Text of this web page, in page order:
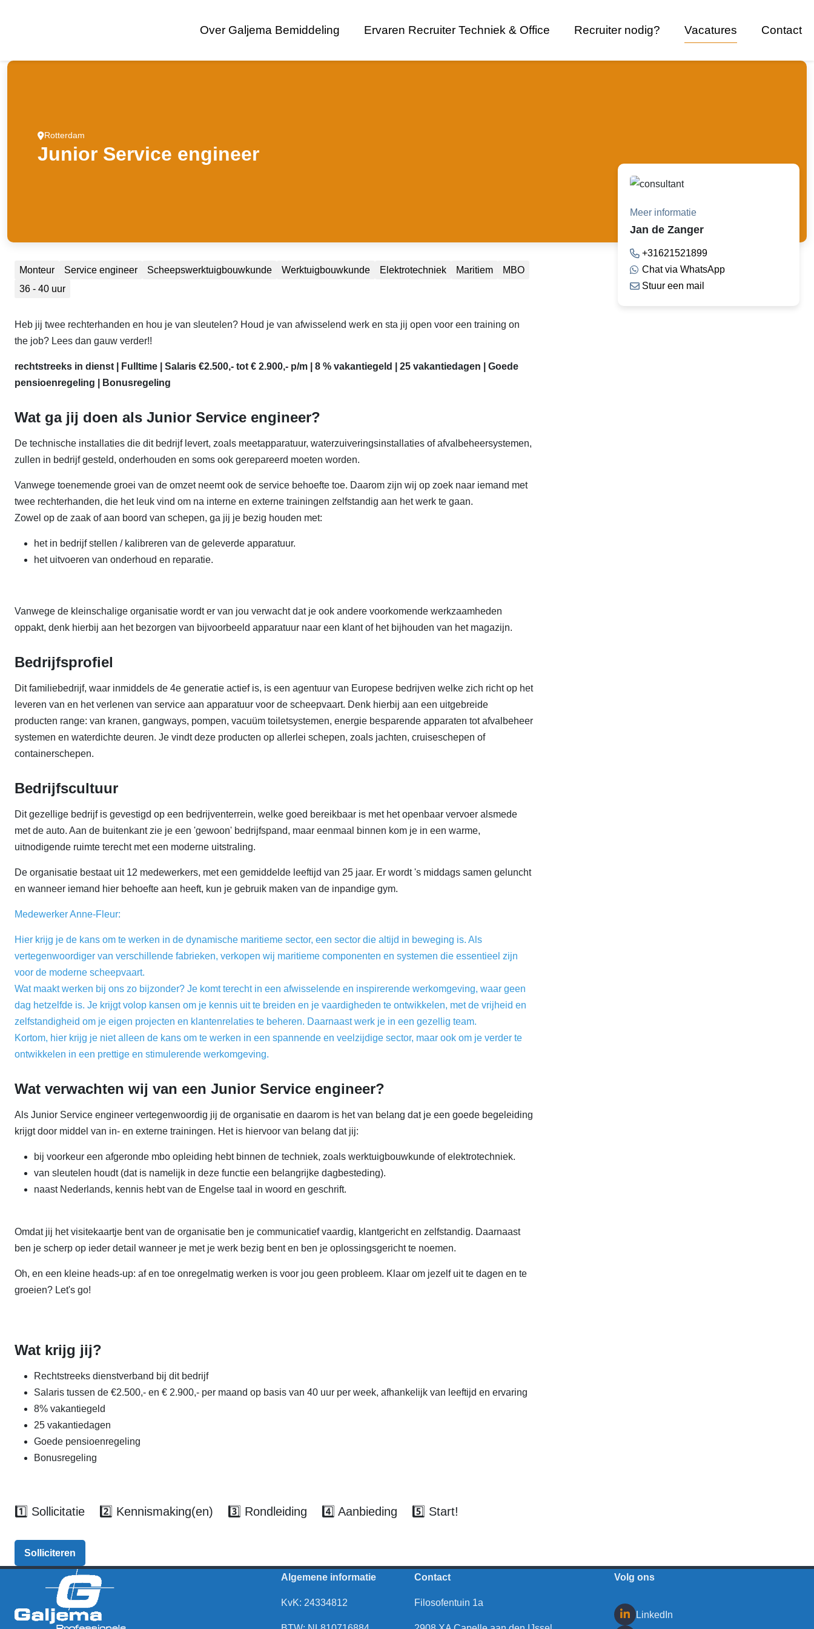
Over Galjema Bemiddeling Ervaren Recruiter Techniek & Office Recruiter nodig? Vacatures Contact
Rotterdam
Junior Service engineer
Monteur Service engineer Scheepswerktuigbouwkunde Werktuigbouwkunde Elektrotechniek Maritiem
MBO
36 - 40 uur
Heb jij twee rechterhanden en hou je van sleutelen? Houd je van afwisselend werk en sta jij open voor een training on
the job? Lees dan gauw verder!!
rechtstreeks in dienst | Fulltime | Salaris €2.500,- tot € 2.900,- p/m | 8 % vakantiegeld | 25 vakantiedagen | Goede
pensioenregeling |
Bonusregeling
Wat ga jij doen als Junior Service engineer?
De technische installaties die dit bedrijf levert, zoals meetapparatuur, waterzuiveringsinstallaties of afvalbeheersystemen,
zullen in bedrijf gesteld, onderhouden en soms ook gerepareerd moeten worden.
Vanwege toenemende groei van de omzet neemt ook de service behoefte toe. Daarom zijn wij op zoek naar iemand met
twee rechterhanden, die het leuk vind om na interne en externe trainingen zelfstandig aan het werk te gaan.
Zowel op de zaak of aan boord van schepen, ga jij je bezig houden met:
het in bedrijf stellen / kalibreren van de geleverde apparatuur.
het uitvoeren van onderhoud en reparatie.
Vanwege de kleinschalige organisatie wordt er van jou verwacht dat je ook andere voorkomende werkzaamheden
oppakt, denk hierbij aan het bezorgen van bijvoorbeeld apparatuur naar een klant of het bijhouden van het magazijn.
Bedrijfsprofiel
Dit familiebedrijf, waar inmiddels de 4e generatie actief is, is een agentuur van Europese bedrijven welke zich richt op het
leveren van en het verlenen van service aan apparatuur voor de scheepvaart. Denk hierbij aan een uitgebreide
producten range: van kranen, gangways, pompen, vacuüm toiletsystemen, energie besparende apparaten tot afvalbeheer
systemen en waterdichte deuren. Je vindt deze producten op allerlei schepen, zoals jachten, cruiseschepen of
containerschepen.
Bedrijfscultuur
Dit gezellige bedrijf is gevestigd op een bedrijventerrein, welke goed bereikbaar is met het openbaar vervoer alsmede
met de auto. Aan de buitenkant zie je een 'gewoon' bedrijfspand, maar eenmaal binnen kom je in een warme,
uitnodigende ruimte terecht met een moderne uitstraling.
De organisatie bestaat uit 12 medewerkers, met een gemiddelde leeftijd van 25 jaar. Er wordt 's middags samen geluncht
en wanneer iemand hier behoefte aan heeft, kun je gebruik maken van de inpandige gym.
Medewerker Anne-Fleur:
Hier krijg je de kans om te werken in de dynamische maritieme sector, een sector die altijd in beweging is. Als
vertegenwoordiger van verschillende fabrieken, verkopen wij maritieme componenten en systemen die essentieel zijn
voor de moderne scheepvaart.
Wat maakt werken bij ons zo bijzonder? Je komt terecht in een afwisselende en inspirerende werkomgeving, waar geen
dag hetzelfde is. Je krijgt volop kansen om je kennis uit te breiden en je vaardigheden te ontwikkelen, met de vrijheid en
zelfstandigheid om je eigen projecten en klantenrelaties te beheren. Daarnaast werk je in een gezellig team.
Kortom, hier krijg je niet alleen de kans om te werken in een spannende en veelzijdige sector, maar ook om je verder te
ontwikkelen in een prettige en stimulerende werkomgeving.
Wat verwachten wij van een Junior Service engineer?
Als Junior Service engineer vertegenwoordig jij de organisatie en daarom is het van belang dat je een goede begeleiding
krijgt door middel van in- en externe trainingen. Het is hiervoor van belang dat jij:
bij voorkeur een afgeronde mbo opleiding hebt binnen de techniek, zoals werktuigbouwkunde of elektrotechniek.
van sleutelen houdt (dat is namelijk in deze functie een belangrijke dagbesteding).
naast Nederlands, kennis hebt van de Engelse taal in woord en geschrift.
Omdat jij het visitekaartje bent van de organisatie ben je communicatief vaardig, klantgericht en zelfstandig. Daarnaast
ben je scherp op ieder detail wanneer je met je werk bezig bent en ben je oplossingsgericht te noemen.
Oh, en een kleine heads-up: af en toe onregelmatig werken is voor jou geen probleem. Klaar om jezelf uit te dagen en te
groeien? Let's go!
Wat krijg jij?
Rechtstreeks dienstverband bij dit bedrijf
Salaris tussen de €2.500,- en € 2.900,- per maand op basis van 40 uur per week, afhankelijk van leeftijd en ervaring
8% vakantiegeld
25 vakantiedagen
Goede pensioenregeling
Bonusregeling
1️⃣ Sollicitatie 2️⃣ Kennismaking(en) 3️⃣ Rondleiding 4️⃣ Aanbieding 5️⃣ Start!
Solliciteren
Meer informatie
Jan de Zanger
+31621521899
Chat via WhatsApp
Stuur een mail
Algemene informatie
KvK: 24334812
Contact
Filosofentuin 1a
Volg ons
LinkedIn